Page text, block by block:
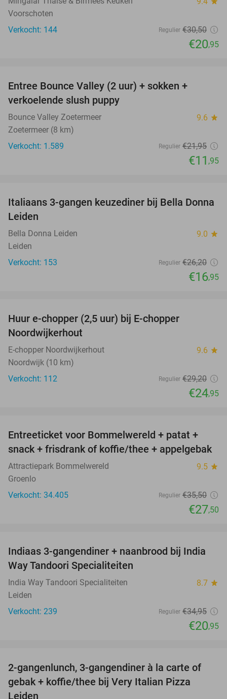
Voorschoten
Verkocht: 144
Regulier €30,50
€20,95
Entree Bounce Valley (2 uur) + sokken +
verkoelende slush puppy
Bounce Valley Zoetermeer 9.6 star
Zoetermeer (8 km)
Verkocht: 1.589
Regulier €21,95
€11 ,95
35%
Italiaans 3-gangen keuzediner bij Bella Donna
Leiden
Bella Donna Leiden 9.0 star
Leiden
Verkocht: 153
Regulier €26,20
€16,95
Huur e-chopper (2,5 uur) bij E-chopper
Noordwijkerhout
E-chopper Noordwijkerhout 9.6 star
Noordwijk (10 km)
Verkocht: 112
Regulier €29,20
€24,95
23%
Entreeticket voor Bommelwereld + patat +
snack + frisdrank of koffie/thee + appelgebak
Attractiepark Bommelwereld 9.5 star
Groenlo
Verkocht: 34.405
Regulier €35,50
€27,50
40%
Indiaas 3-gangendiner + naanbrood bij India
Way Tandoori Specialiteiten
India Way Tandoori Specialiteiten 8.7 star
Leiden
Verkocht: 239
Regulier €34,95
€20,95
38%
2-gangenlunch, 3-gangendiner à la carte of
gebak + koffie/thee bij Very Italian Pizza
Leiden